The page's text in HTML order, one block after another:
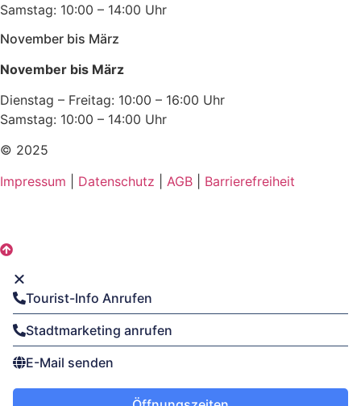
Samstag: 10:00 – 14:00 Uhr
November bis März
November bis März
Dienstag – Freitag: 10:00 – 16:00 Uhr
Samstag: 10:00 – 14:00 Uhr
© 2025
Impressum
Datenschutz AGB Barrierefreiheit
Tourist-Info Anrufen
Stadtmarketing anrufen
E-Mail senden